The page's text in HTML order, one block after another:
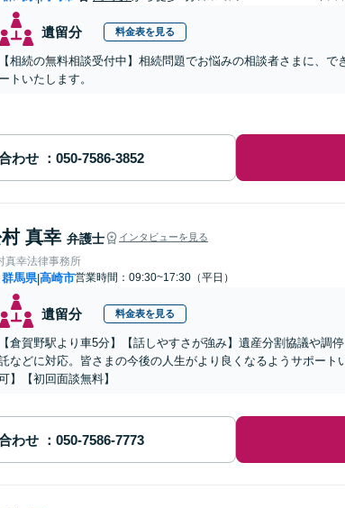
遺留分 料金表を見る
【相続の無料相談受付中】相続問題でお悩みの相談者さまに、
ートいたします。
わせ
真幸 弁護士 インタビューを見る
真幸法律事務所
群馬県|高崎市営業時間：09:30~17:30（平日）
遺留分 料金表を見る
【倉賀野駅より車5分】【話しやすさが強み】遺産分割協議や調
などに対応。皆さまの今後の人生がより良くなるようサポー
】【初回面談無料】
わせ